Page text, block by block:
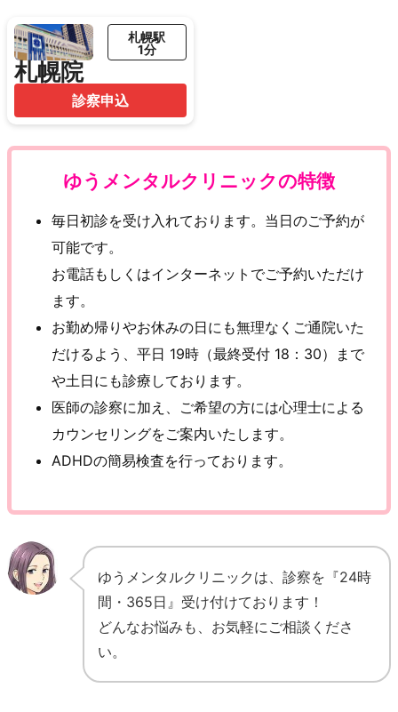
札幌院
札幌駅
1分
診察申込
ゆうメンタルクリニックの特徴
毎日初診を受け入れております。当日のご予約が
可能です。
お電話もしくはインターネットでご予約いただけ
ます。
お勤め帰りやお休みの日にも無理なくご通院いた
だけるよう、平日 19時（最終受付 18：30）まで
や土日にも診療しております。
医師の診察に加え、ご希望の方には心理士による
カウンセリングをご案内いたします。
ADHDの簡易検査を行っております。
ゆうメンタルクリニックは、診察を『24時
間・365日』受け付けております！
どんなお悩みも、お気軽にご相談くださ
い。